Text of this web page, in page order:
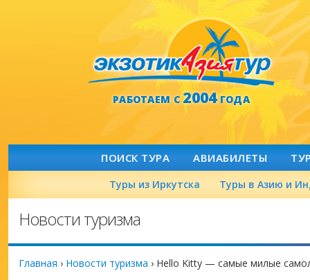
РАБОТАЕМ С2004ГОДА
ПОИСК ТУРА АВИАБИЛЕТЫ
Туры из Иркутска Туры в Азию и
Новости туризма
Главная › Новости туризма › Hello Kitty — самые милые